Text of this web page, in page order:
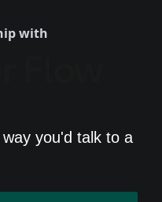
with
you'd talk to a